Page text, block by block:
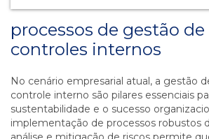
processos de gestão de
controles internos
No cenário empresarial atual, a gestão
controle interno são pilares essenciais
sustentabilidade e o sucesso
implementação de processos robustos